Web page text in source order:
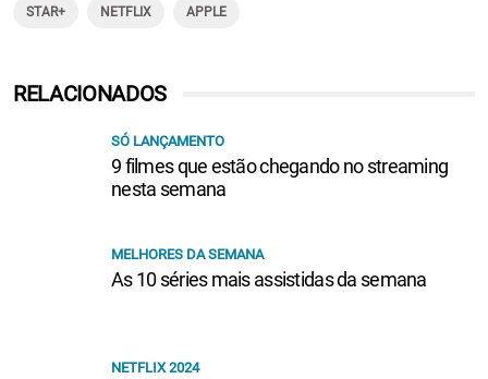
STAR+ NETFLIX APPLE
RELACIONADOS
SÓ LANÇAMENTO
9 filmes que estão chegando no streaming
nesta semana
MELHORES DA SEMANA
As 10 séries mais assistidas da semana
NETFLIX 2024